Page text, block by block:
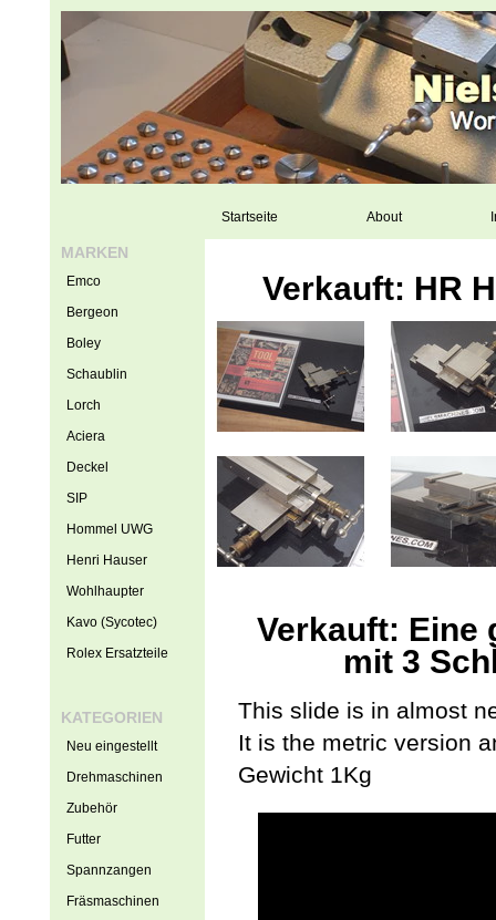
Startseite About
Verkauft: HR
Verkauft: Eine
mit 3
This slide is in almost
It is the metric version
Gewicht 1Kg
MARKEN
Emco
Bergeon
Boley
Schaublin
Lorch
Aciera
Deckel
SIP
Hommel UWG
Henri Hauser
Wohlhaupter
Kavo (Sycotec)
Rolex Ersatzteile
KATEGORIEN
Neu eingestellt
Drehmaschinen
Zubehör
Futter
Spannzangen
Fräsmaschinen